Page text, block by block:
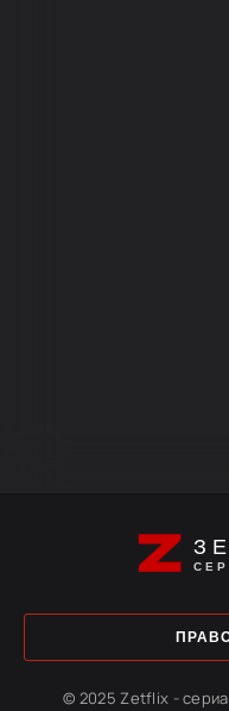
© 2025 Zetflix -